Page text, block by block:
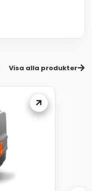
Visa alla produkter